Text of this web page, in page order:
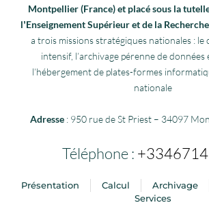
Montpellier (France) et placé sous la
lʼEnseignement Supérieur et de la
a trois missions stratégiques nationales : le
intensif, l’archivage pérenne de données
l’hébergement de plates-formes
nationale
Adresse : 950 rue de St Priest – 34097
Téléphone :
Présentation Calcul Archivage
Services